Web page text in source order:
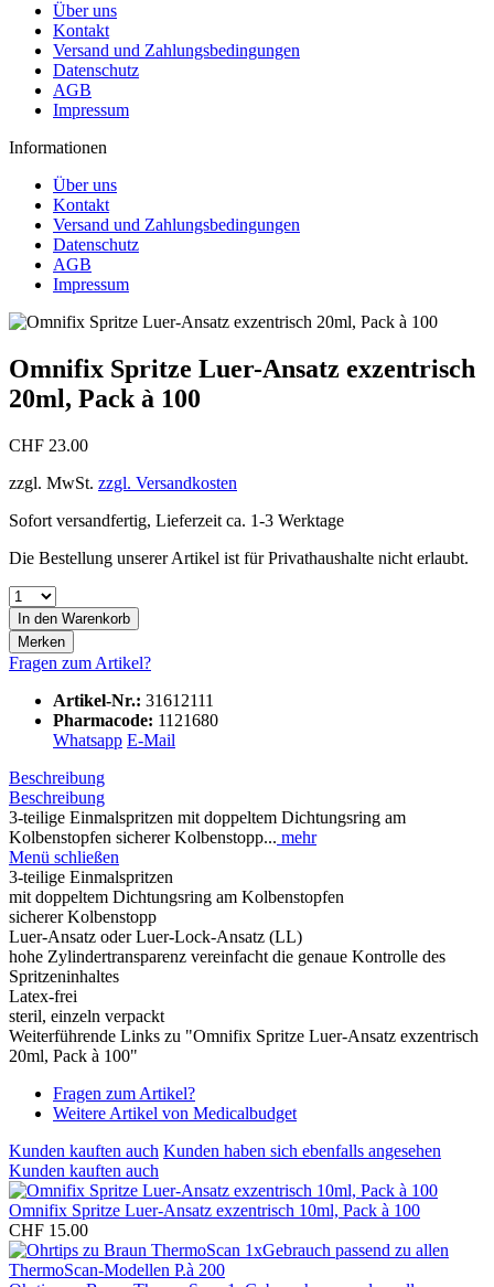
Über uns
Kontakt
Versand und Zahlungsbedingungen
Datenschutz
AGB
Impressum
Informationen
Über uns
Kontakt
Versand und Zahlungsbedingungen
Datenschutz
AGB
Impressum
Omnifix Spritze Luer-Ansatz exzentrisch
20ml, Pack à 100
CHF 23.00
zzgl. MwSt. zzgl. Versandkosten
Sofort versandfertig, Lieferzeit ca. 1-3 Werktage
Die Bestellung unserer Artikel ist für Privathaushalte nicht erlaubt.
In den Warenkorb
Merken
Fragen zum Artikel?
Artikel-Nr.: 31612111
Pharmacode: 1121680
Whatsapp E-Mail
Beschreibung
Beschreibung
3-teilige Einmalspritzen mit doppeltem Dichtungsring am
Kolbenstopfen sicherer Kolbenstopp... mehr
Menü schließen
3-teilige Einmalspritzen
mit doppeltem Dichtungsring am Kolbenstopfen
sicherer Kolbenstopp
Luer-Ansatz oder Luer-Lock-Ansatz (LL)
hohe Zylindertransparenz vereinfacht die genaue Kontrolle des
Spritzeninhaltes
Latex-frei
steril, einzeln verpackt
Weiterführende Links zu "Omnifix Spritze Luer-Ansatz exzentrisch
20ml, Pack à 100"
Fragen zum Artikel?
Weitere Artikel von Medicalbudget
Kunden kauften auch Kunden haben sich ebenfalls angesehen
Kunden kauften auch
Omnifix Spritze Luer-Ansatz exzentrisch 10ml, Pack à 100
CHF 15.00